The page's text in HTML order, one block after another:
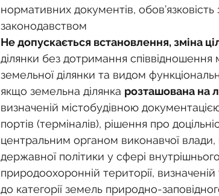
нормативних документів,
законодавством
Не допускається встановлення, зміна
ділянки без дотримання
земельної ділянки та видом
якщо земельна ділянка розташована на
визначеній містобудівною
портів (терміналів), рішення про
центральним органом виконавчої
державної політики у сфері
природоохоронній території,
до категорії земель природно-